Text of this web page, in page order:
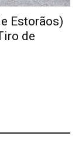
Estorãos)
de